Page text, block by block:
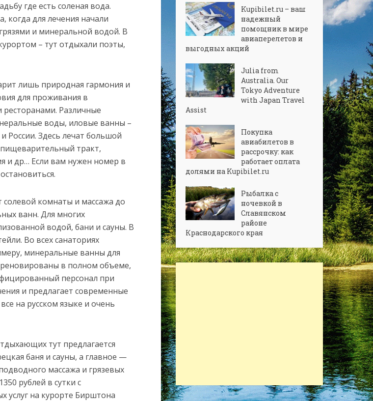
где есть соленая вода.
когда для лечения начали
и минеральной водой. В
– тут отдыхали поэты,
лишь природная гармония и
для проживания в
Различные
воды, иловые ванны –
России. Здесь лечат большой
тракт,
и др… Если вам нужен номер в
комнаты и массажа до
ванн. Для многих
водой, бани и сауны. В
Во всех санаториях
минеральные ванны для
в полном объеме,
персонал при
и предлагает современные
на русском языке и очень
тут предлагается
баня и сауны, а главное —
массажа и грязевых
рублей в сутки с
услуг на курорте Бирштона
Kupibilet.ru – ваш
надежный
помощник в мире
авиаперелетов и
выгодных акций
Julia from
Australia. Our
Tokyo Adventure
with Japan Travel
Assist
Покупка
авиабилетов в
рассрочку: как
работает оплата
долями на Kupibilet.ru
Рыбалка с
ночевкой в
Славянском
районе
Краснодарского края